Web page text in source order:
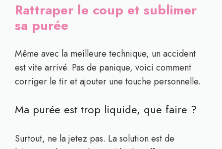
Rattraper le coup et sublimer
sa purée
Même avec la meilleure technique, un accident
est vite arrivé. Pas de panique, voici comment
corriger le tir et ajouter une touche personnelle.
Ma purée est trop liquide, que faire ?
Surtout, ne la jetez pas. La solution est de